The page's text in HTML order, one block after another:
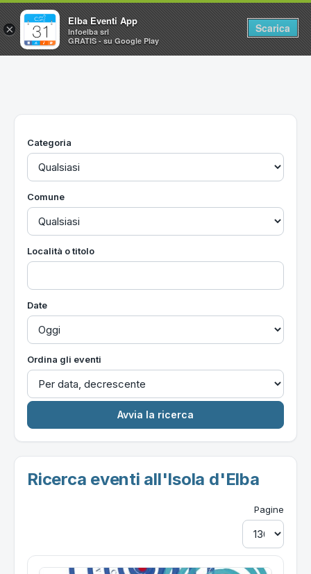
Home
Utilità
Categoria
Comune
Località o titolo
Date
Ordina gli eventi
Ricerca eventi all'Isola d'Elba
Pagine
×
Elba Eventi App
Infoelba srl
GRATIS - su Google Play
Scarica